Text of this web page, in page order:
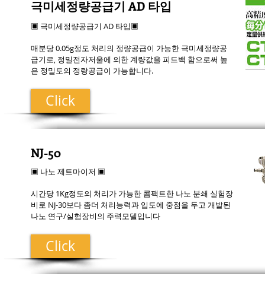
극미세정량공급기 AD 타입
▣ 극미세정량공급기 AD 타입▣
매분당 0.05g정도 처리의 정량공급이 가능한 극미세정량공
급기로, 정밀전자저울에 의한 계량값을 피드백 함으로써 높
은 정밀도의 정량공급이 가능합니다.
Click
NJ-50
▣ 나노 제트마이저 ▣
시간당 1Kg정도의 처리가 가능한 콤팩트한 나노 분쇄 실험장
비로 NJ-30보다 좀더 처리능력과 입도에 중점을 두고 개발된
나노 연구/실험장비의 주력모델입니다
Click